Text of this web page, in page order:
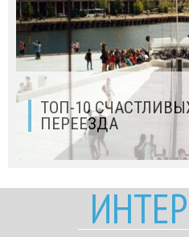
ТОП-10
ПЕРЕЕЗДА